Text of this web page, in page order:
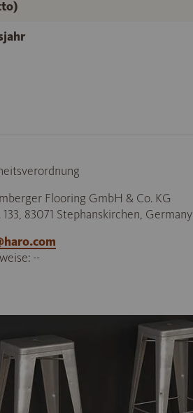
Flooring GmbH & Co. KG
83071 Stephanskirchen, Germany
--